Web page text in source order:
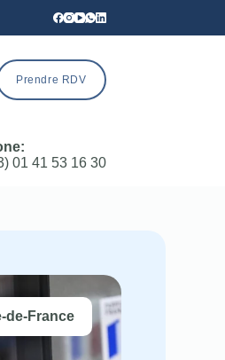
Prendre RDV
01 41 53 16 30
de-France